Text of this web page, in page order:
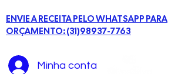
ENVIE A RECEITA PELO WHATSAPP PARA
ORÇAMENTO: (31)98937-7763
Minha conta